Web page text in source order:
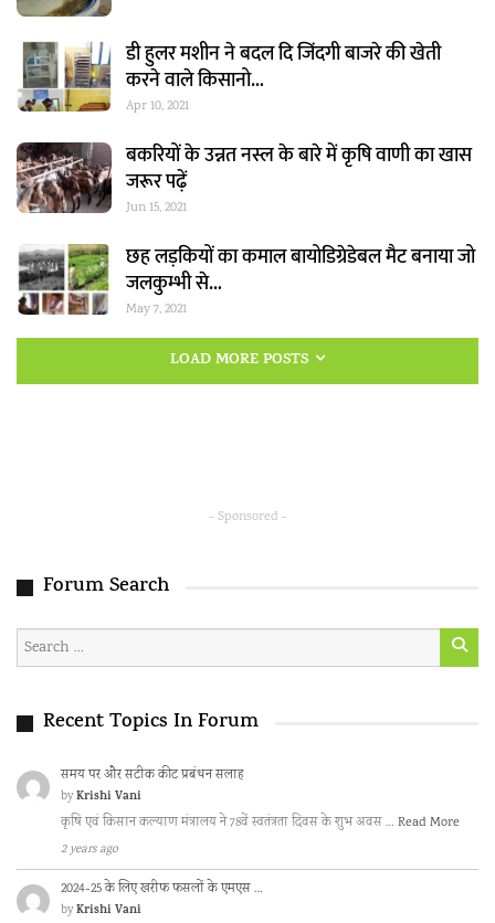
डी हुलर मशीन ने बदल दि जिंदगी बाजरे की खेती
करने वाले किसानो…
Apr 10, 2021
बकरियों के उन्नत नस्ल के बारे में कृषि वाणी का खास
जरूर पढ़ें
Jun 15, 2021
छह लड़कियों का कमाल बायोडिग्रेडेबल मैट बनाया जो
जलकुम्भी से…
May 7, 2021
LOAD MORE POSTS
- Sponsored -
Forum Search
Recent Topics In Forum
समय पर और सटीक कीट प्रबंधन सलाह
byKrishi Vani
कृषि एवं किसान कल्याण मंत्रालय ने 78वें स्वतंत्रता दिवस के शुभ अवस … Read More
2 years ago
2024-25 के लिए खरीफ फसलों के एमएस …
byKrishi Vani